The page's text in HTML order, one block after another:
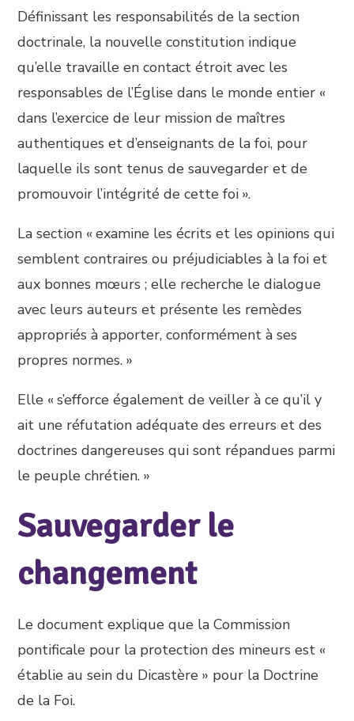
Définissant les responsabilités de la section
doctrinale, la nouvelle constitution indique
qu’elle travaille en contact étroit avec les
responsables de l’Église dans le monde entier «
dans l’exercice de leur mission de maîtres
authentiques et d’enseignants de la foi, pour
laquelle ils sont tenus de sauvegarder et de
promouvoir l’intégrité de cette foi ».
La section « examine les écrits et les opinions qui
semblent contraires ou préjudiciables à la foi et
aux bonnes mœurs ; elle recherche le dialogue
avec leurs auteurs et présente les remèdes
appropriés à apporter, conformément à ses
propres normes. »
Elle « s’efforce également de veiller à ce qu’il y
ait une réfutation adéquate des erreurs et des
doctrines dangereuses qui sont répandues parmi
le peuple chrétien. »
Sauvegarder le
changement
Le document explique que la Commission
pontificale pour la protection des mineurs est «
établie au sein du Dicastère » pour la Doctrine
de la Foi.